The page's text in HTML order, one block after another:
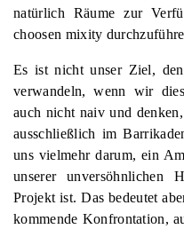
natürlich Räume zur
choosen mixity
Es ist nicht unser Ziel,
verwandeln, wenn wir
auch nicht naiv und
ausschließlich im
uns vielmehr darum, ein
unserer unversöhnlichen
Projekt ist. Das bedeutet
kommende Konfrontation,